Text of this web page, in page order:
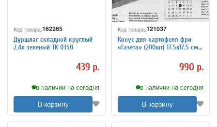
Код товара:162265
Дуршлаг складной круглый
2,4л зеленый TK 0350
439 р.
в наличии на сегодня
В корзину
Код товара:121037
Конус для картофеля фри
«Газета» (200шт) 17.5х17.5 см
990 р.
в наличии на сегодня
В корзину